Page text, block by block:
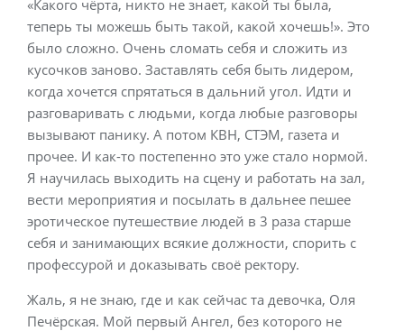
«Какого чёрта, никто не знает, какой ты была,
теперь ты можешь быть такой, какой хочешь!». Это
было сложно. Очень сломать себя и сложить из
кусочков заново. Заставлять себя быть лидером,
когда хочется спрятаться в дальний угол. Идти и
разговаривать с людьми, когда любые разговоры
вызывают панику. А потом КВН, СТЭМ, газета и
прочее. И как-то постепенно это уже стало нормой.
Я научилась выходить на сцену и работать на зал,
вести мероприятия и посылать в дальнее пешее
эротическое путешествие людей в 3 раза старше
себя и занимающих всякие должности, спорить с
профессурой и доказывать своё ректору.
Жаль, я не знаю, где и как сейчас та девочка, Оля
Печёрская. Мой первый Ангел, без которого не